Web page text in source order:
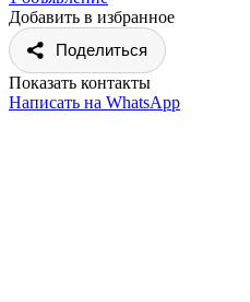
Добавить в избранное
Поделиться
Показать контакты
Написать на WhatsApp